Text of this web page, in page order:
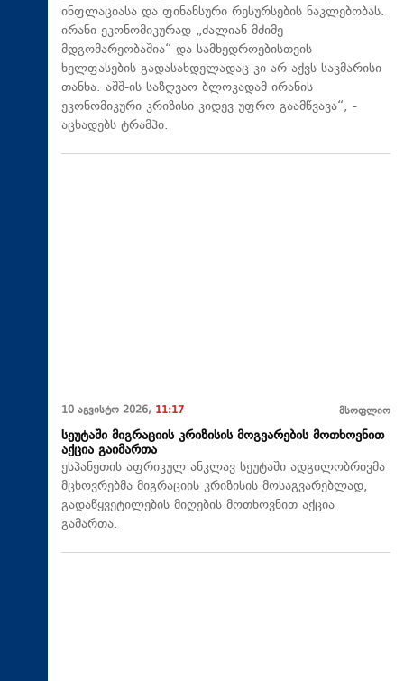
ინფლაციასა და ფინანსური რესურსების ნაკლებობას.
ირანი ეკონომიკურად „ძალიან მძიმე
მდგომარეობაშია“ და სამხედროებისთვის
ხელფასების გადასახდელადაც კი არ აქვს საკმარისი
თანხა. აშშ-ის საზღვაო ბლოკადამ ირანის
ეკონომიკური კრიზისი კიდევ უფრო გაამწვავა“, -
აცხადებს ტრამპი.
10 აგვისტო 2026, 11:17 მსოფლიო
სეუტაში მიგრაციის კრიზისის მოგვარების მოთხოვნით
აქცია გაიმართა
ესპანეთის აფრიკულ ანკლავ სეუტაში ადგილობრივმა
მცხოვრებმა მიგრაციის კრიზისის მოსაგვარებლად,
გადაწყვეტილების მიღების მოთხოვნით აქცია
გამართა.